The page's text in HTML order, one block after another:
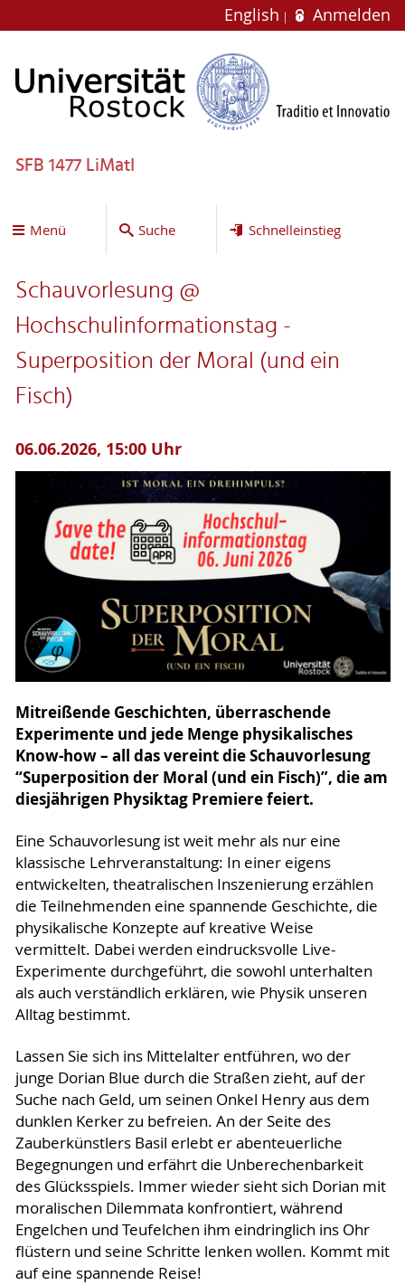
English Anmelden
SFB 1477 LiMatI
Menü Suche Schnelleinstieg
Schauvorlesung @
Hochschulinformationstag -
Superposition der Moral (und ein
Fisch)
06.06.2026, 15:00 Uhr
Mitreißende Geschichten, überraschende
Experimente und jede Menge physikalisches
Know-how – all das vereint die Schauvorlesung
“Superposition der Moral (und ein Fisch)”, die am
diesjährigen Physiktag Premiere feiert.
Eine Schauvorlesung ist weit mehr als nur eine
klassische Lehrveranstaltung: In einer eigens
entwickelten, theatralischen Inszenierung erzählen
die Teilnehmenden eine spannende Geschichte, die
physikalische Konzepte auf kreative Weise
vermittelt. Dabei werden eindrucksvolle Live-
Experimente durchgeführt, die sowohl unterhalten
als auch verständlich erklären, wie Physik unseren
Alltag bestimmt.
Lassen Sie sich ins Mittelalter entführen, wo der
junge Dorian Blue durch die Straßen zieht, auf der
Suche nach Geld, um seinen Onkel Henry aus dem
dunklen Kerker zu befreien. An der Seite des
Zauberkünstlers Basil erlebt er abenteuerliche
Begegnungen und erfährt die Unberechenbarkeit
des Glücksspiels. Immer wieder sieht sich Dorian mit
moralischen Dilemmata konfrontiert, während
Engelchen und Teufelchen ihm eindringlich ins Ohr
flüstern und seine Schritte lenken wollen. Kommt mit
auf eine spannende Reise!